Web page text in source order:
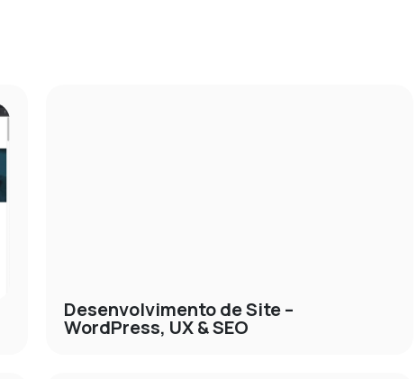
Desenvolvimento de Site –
WordPress, UX & SEO